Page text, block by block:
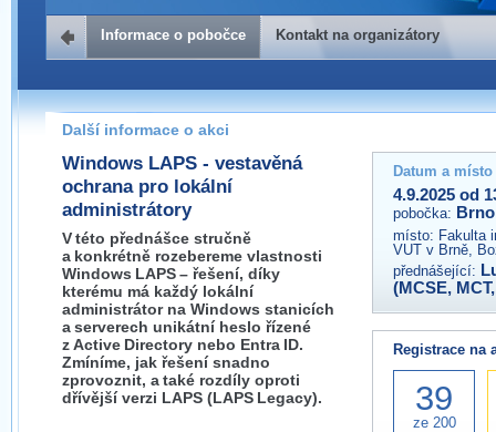
Kontakt na organizátory
Pokud máte jakýkoliv dotaz na organizátory této akce,
prosím neváhejte nás kontaktovat na e-mailu:
brno@wug.cz
Informace o pobočce Kontakt na organizátory
Další informace o akci
Windows LAPS - vestavěná
ochrana pro lokální
administrátory
V této přednášce stručně
a konkrétně rozebereme vlastnosti
Windows LAPS – řešení, díky
kterému má každý lokální
administrátor na Windows stanicích
a serverech unikátní heslo řízené
z Active Directory nebo Entra ID.
Zmíníme, jak řešení snadno
zprovoznit, a také rozdíly oproti
dřívější verzi LAPS (LAPS Legacy).
Datum a
4.9.2025 od
pobočka: Brno
místo: Fakulta
VUT v Brně,
přednášející:
(MCSE,
Registrace na
39
ze 200